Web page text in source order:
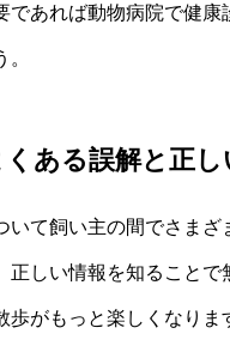
であれば動物病院で健康
くある誤解と正し
いて飼い主の間でさまざ
正しい情報を知ることで
歩がもっと楽しくなりま